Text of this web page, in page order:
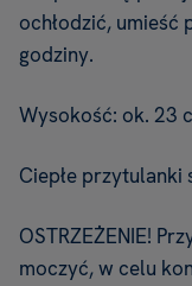
ochłodzić, umieść
godziny.
Wysokość: ok. 23
Ciepłe
OSTRZEŻENIE!
moczyć, w celu